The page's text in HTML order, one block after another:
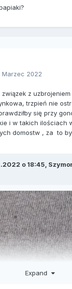
Marzec 2022
z
trzpień nie
się przy
i w takich ilościach
domostw , za to
o 18:45,
Expand